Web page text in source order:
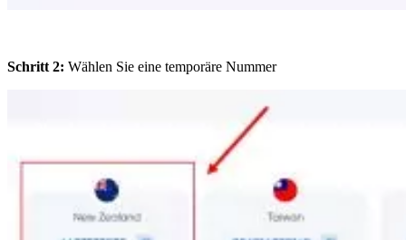
Schritt 2: Wählen Sie eine temporäre Nummer